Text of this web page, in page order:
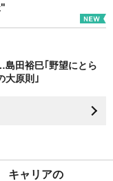
島田裕巳｢野望にとら
大原則｣
キャリアの